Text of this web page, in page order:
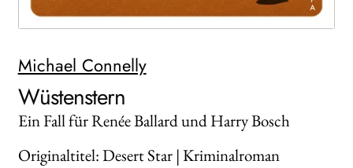
Michael Connelly
Wüstenstern
Ein Fall für Renée Ballard und Harry Bosch
Originaltitel: Desert Star | Kriminalroman